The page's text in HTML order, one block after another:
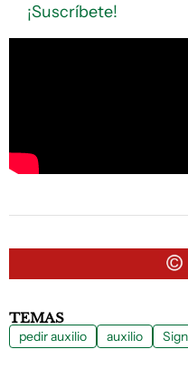
¡Suscríbete!
TEMAS
pedir auxilio auxilio